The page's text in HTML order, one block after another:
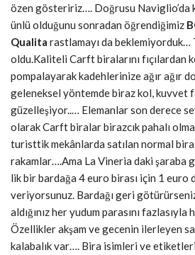
özen gösteririz…. Doğrusu
ünlü olduğunu sonradan öğrendiğimiz
Qualita rastlamayı da beklemiyorduk…
oldu.Kaliteli Carft biralarını fıçılardan
pompalayarak kadehlerinize ağır ağır
geleneksel yöntemde biraz kol, kuvvet
güzelleşiyor..… Elemanlar son derece
olarak Carft biralar birazcık pahalı
turisttik mekânlarda satılan normal
rakamlar….Ama La Vineria daki şaraba
lik bir bardağa 4 euro birası için 1 euro
veriyorsunuz. Bardağı geri
aldığınız her yudum parasını
Özellikler akşam ve gecenin ilerleyen
kalabalık var…. Bira isimleri ve